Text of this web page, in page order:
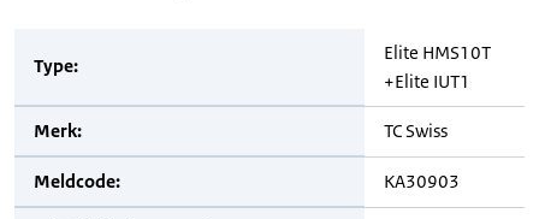
Type:
Elite HMS10T
+Elite IUT1
Merk: TC Swiss
Meldcode: KA30903